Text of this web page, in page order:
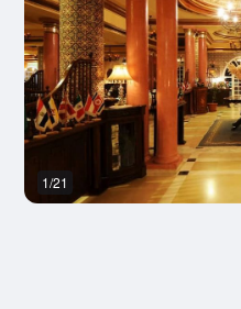
1/21